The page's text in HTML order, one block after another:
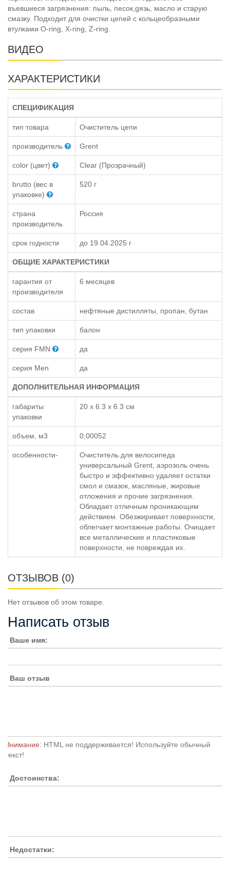
въевшиеся загрязнения: пыль, песок,gязь, масло и старую
смазку. Подходит для очистки цепей с кольцеобразными
втулками O-ring, X-ring, Z-ring.
ВИДЕО
ХАРАКТЕРИСТИКИ
СПЕЦИФИКАЦИЯ
тип товара Очиститель цепи
производитель Grent
color (цвет) Clear (Прозрачный)
brutto (вес в
упаковке)
520 г
страна
производитель
Россия
срок годности до 19.04.2025 г
ОБЩИЕ ХАРАКТЕРИСТИКИ
гарантия от
производителя
6 месяцев
состав нефтяные дистилляты, пропан, бутан
тип упаковки балон
серия FMN да
серия Men да
ДОПОЛНИТЕЛЬНАЯ ИНФОРМАЦИЯ
габариты
упаковки
20 х 6.3 х 6.3 см
объем, м3 0,00052
особенности-
Очиститель для велосипеда
универсальный Grent, аэрозоль очень
быстро и эффективно удаляет остатки
смол и смазок, масляные, жировые
отложения и прочие загрязнения.
Обладает отличным проникающим
действием. Обезжиривает поверхности,
облегчает монтажные работы. Очищает
все металлические и пластиковые
поверхности, не повреждая их.
ОТЗЫВОВ (0)
Нет отзывов об этом товаре.
Написать отзыв
Ваше имя:
Ваш отзыв
Внимание: HTML не поддерживается! Используйте обычный
текст!
Достоинства:
Недостатки: